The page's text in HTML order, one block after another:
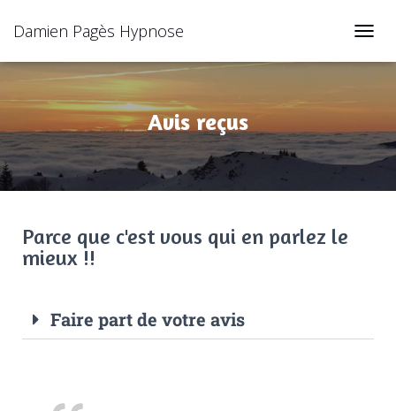
Damien Pagès Hypnose
Avis reçus
Parce que c'est vous qui en parlez le
mieux !!
Faire part de votre avis